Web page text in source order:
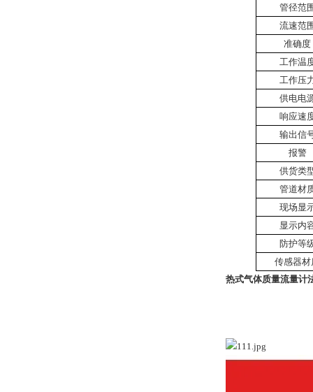
管径范
流速范
准确度
工作温
工作压
供电电
响应速
输出信
报警
供货类
管道材
现场显
显示内
防护等
传感器材
热式气体质量流量计